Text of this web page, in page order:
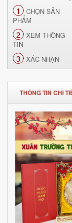
1
CHỌN SẢN
PHẨM
2
XEM THÔNG
TIN
3 XÁC NHẬN
THÔNG TIN CHI